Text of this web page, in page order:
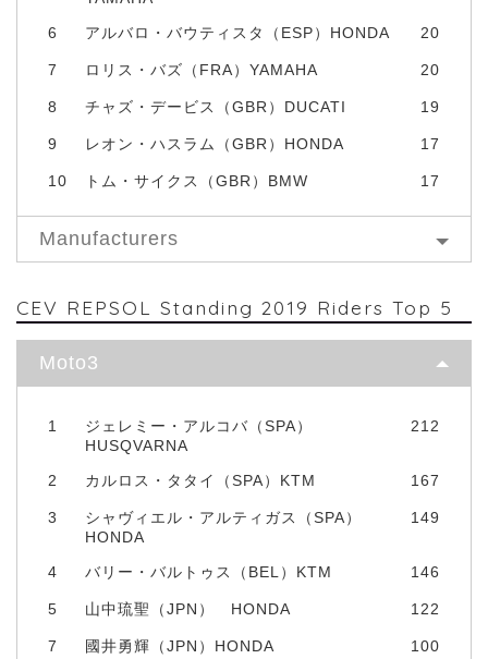
6
アルバロ・バウティスタ（ESP）HONDA 20
7 ロリス・バズ（FRA）YAMAHA 20
8 チャズ・デービス（GBR）DUCATI 19
9 レオン・ハスラム（GBR）HONDA 17
10 トム・サイクス（GBR）BMW 17
Manufacturers
CEV REPSOL Standing 2019 Riders Top 5
Moto3
1
ジェレミー・アルコバ（SPA）
HUSQVARNA
212
2 カルロス・タタイ（SPA）KTM 167
3
シャヴィエル・アルティガス（SPA）
HONDA
149
4 バリー・バルトゥス（BEL）KTM 146
5 山中琉聖（JPN） HONDA 122
7 國井勇輝（JPN）HONDA 100